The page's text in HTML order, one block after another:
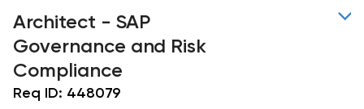
Architect - SAP
Governance and Risk
Compliance
Req ID: 448079